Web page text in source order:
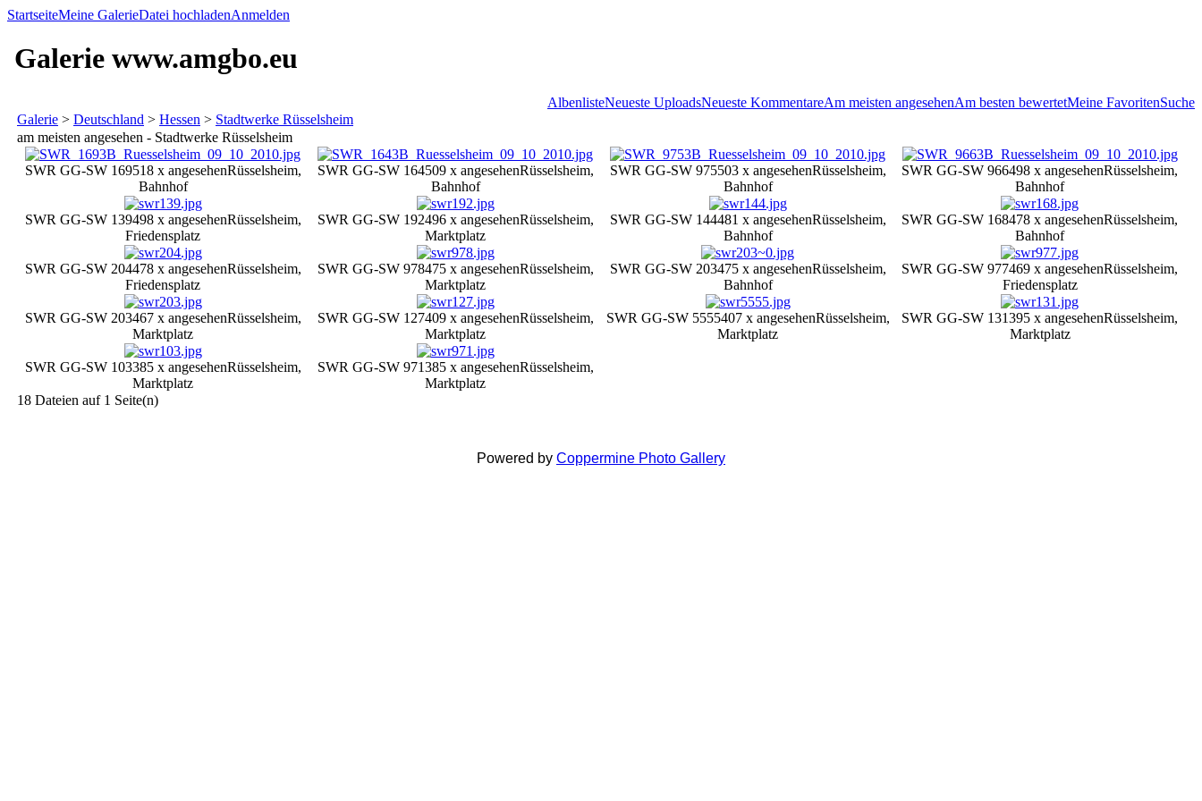
StartseiteMeine GalerieDatei hochladenAnmelden
Galerie www.amgbo.eu
AlbenlisteNeueste UploadsNeueste KommentareAm meisten angesehenAm besten bewertetMeine FavoritenSuche
Galerie > Deutschland > Hessen > Stadtwerke Rüsselsheim
am meisten angesehen - Stadtwerke Rüsselsheim
SWR GG-SW 169518 x angesehenRüsselsheim,
Bahnhof
SWR GG-SW 164509 x angesehenRüsselsheim,
Bahnhof
SWR GG-SW 975503 x angesehenRüsselsheim,
Bahnhof
SWR GG-SW 966498 x angesehenRüsselsheim,
Bahnhof
SWR GG-SW 139498 x angesehenRüsselsheim,
Friedensplatz
SWR GG-SW 192496 x angesehenRüsselsheim,
Marktplatz
SWR GG-SW 144481 x angesehenRüsselsheim,
Bahnhof
SWR GG-SW 168478 x angesehenRüsselsheim,
Bahnhof
SWR GG-SW 204478 x angesehenRüsselsheim,
Friedensplatz
SWR GG-SW 978475 x angesehenRüsselsheim,
Marktplatz
SWR GG-SW 203475 x angesehenRüsselsheim,
Bahnhof
SWR GG-SW 977469 x angesehenRüsselsheim,
Friedensplatz
SWR GG-SW 203467 x angesehenRüsselsheim,
Marktplatz
SWR GG-SW 127409 x angesehenRüsselsheim,
Marktplatz
SWR GG-SW 5555407 x angesehenRüsselsheim,
Marktplatz
SWR GG-SW 131395 x angesehenRüsselsheim,
Marktplatz
SWR GG-SW 103385 x angesehenRüsselsheim,
Marktplatz
SWR GG-SW 971385 x angesehenRüsselsheim,
Marktplatz
18 Dateien auf 1 Seite(n)
Powered by Coppermine Photo Gallery